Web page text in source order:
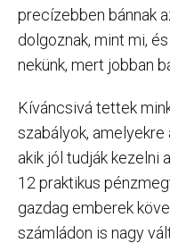
precízebben bánnak
dolgoznak, mint mi,
nekünk, mert jobban
Kíváncsivá tettek
szabályok, amelyekre
akik jól tudják kezelni
12 praktikus
gazdag emberek
számládon is nagy